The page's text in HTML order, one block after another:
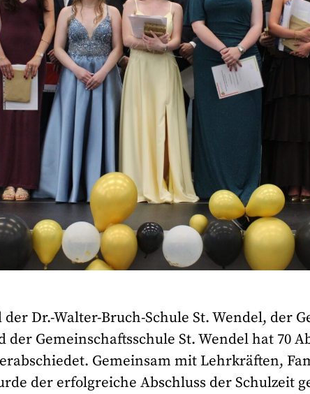
Dr.-Walter-Bruch-Schule St. Wendel, der
der Gemeinschaftsschule St. Wendel hat 70
Gemeinsam mit Lehrkräften,
der erfolgreiche Abschluss der Schulzeit